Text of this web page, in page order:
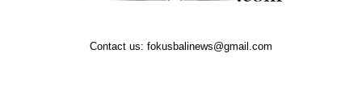
Contact us: fokusbalinews@gmail.com